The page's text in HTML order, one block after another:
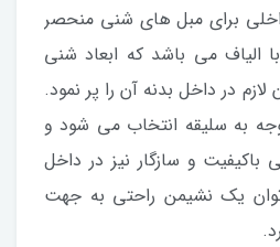
برای مبل های شنی منحصر
الیاف می باشد که ابعاد شنی
لازم در داخل بدنه آن را پر نمود.
به سلیقه انتخاب می شود و
باکیفیت و سازگار نیز در داخل
یک نشیمن راحتی به جهت